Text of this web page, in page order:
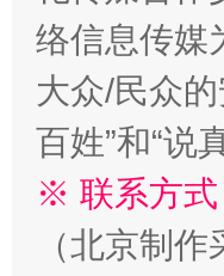
千年窑火
络信息传媒
大众/民众
百姓”和“说
※ 联系方式
（北京制作